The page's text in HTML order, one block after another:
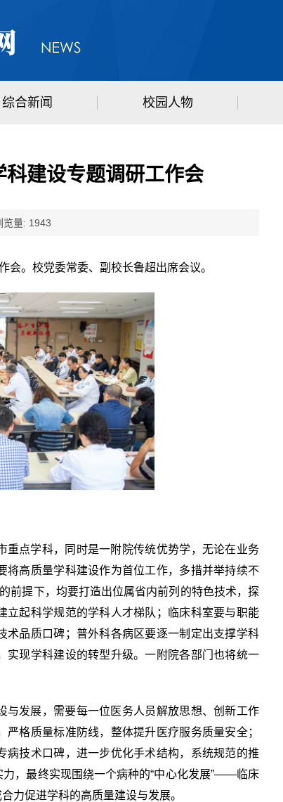
综合新闻 校园人物
建设专题调研工作会
量: 1943
。校党委常委、副校长鲁超出席会议。
点学科，同时是一附院传统优势学，无论在业务
将高质量学科建设作为首位工作，多措并举持续不
前提下，均要打造出位属省内前列的特色技术，探
立起科学规范的学科人才梯队；临床科室要与职能
品质口碑；普外科各病区要逐一制定出支撑学科
实现学科建设的转型升级。一附院各部门也将统一
发展，需要每一位医务人员解放思想、创新工作
格质量标准防线，整体提升医疗服务质量安全；
病技术口碑，进一步优化手术结构，系统规范的推
，最终实现围绕一个病种的“中心化发展”——临床
力促进学科的高质量建设与发展。
5月14日上午，学校在舜耕会堂举行党纪学习教育读书班开班式暨党委理论学习中心组学习（扩大）会议。校党委书记郭永存主持会议，校党委副书记、校长袁亮，校党委副书记、常务副校长余玉刚，校党委常委、副校长宫能平、董雨、鲁超，校党委常委、纪委书记、监察专员王献余，校党委常委、副校长王先江出席会议。郭永存讲话郭永存对李家保到校作辅导报告表示感谢。他指出，学校党委举办党纪学习教育读书班，旨在贯彻落实党中央关于开...